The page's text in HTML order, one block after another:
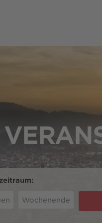
Wochenende